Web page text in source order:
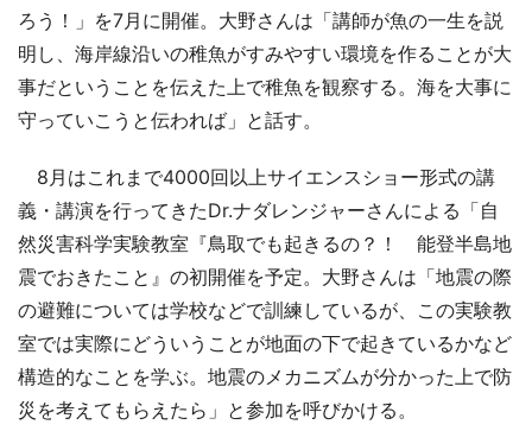
ろう！」を7月に開催。大野さんは「講師が魚の一生を説
明し、海岸線沿いの稚魚がすみやすい環境を作ることが大
事だということを伝えた上で稚魚を観察する。海を大事に
守っていこうと伝われば」と話す。
8月はこれまで4000回以上サイエンスショー形式の講
義・講演を行ってきたDr.ナダレンジャーさんによる「自
然災害科学実験教室『鳥取でも起きるの？！ 能登半島地
震でおきたこと』の初開催を予定。大野さんは「地震の際
の避難については学校などで訓練しているが、この実験教
室では実際にどういうことが地面の下で起きているかなど
構造的なことを学ぶ。地震のメカニズムが分かった上で防
災を考えてもらえたら」と参加を呼びかける。